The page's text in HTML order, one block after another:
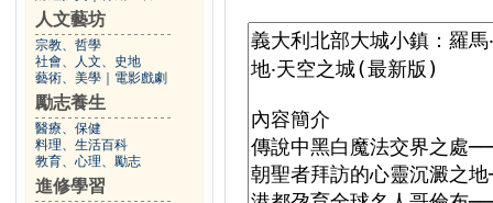
人文藝坊
宗教、哲學
社會、人文、史地
藝術、美學
電影戲劇
勵志養生
醫療、保健
料理、生活百科
教育、心理、勵志
進修學習